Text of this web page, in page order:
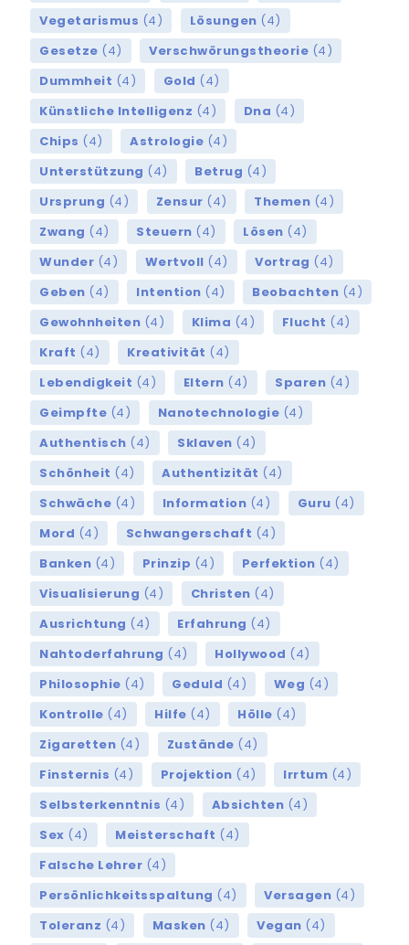
Vegetarismus (4) Lösungen (4)
Gesetze (4) Verschwörungstheorie (4)
Dummheit (4) Gold (4)
Künstliche Intelligenz (4) Dna (4)
Chips (4) Astrologie (4)
Unterstützung (4) Betrug (4)
Ursprung (4) Zensur (4) Themen (4)
Zwang (4) Steuern (4) Lösen (4)
Wunder (4) Wertvoll (4) Vortrag (4)
Geben (4) Intention (4) Beobachten (4)
Gewohnheiten (4) Klima (4) Flucht (4)
Kraft (4) Kreativität (4)
Lebendigkeit (4) Eltern (4) Sparen (4)
Geimpfte (4) Nanotechnologie (4)
Authentisch (4) Sklaven (4)
Schönheit (4) Authentizität (4)
Schwäche (4) Information (4) Guru (4)
Mord (4) Schwangerschaft (4)
Banken (4) Prinzip (4) Perfektion (4)
Visualisierung (4) Christen (4)
Ausrichtung (4) Erfahrung (4)
Nahtoderfahrung (4) Hollywood (4)
Philosophie (4) Geduld (4) Weg (4)
Kontrolle (4) Hilfe (4) Hölle (4)
Zigaretten (4) Zustände (4)
Finsternis (4) Projektion (4) Irrtum (4)
Selbsterkenntnis (4) Absichten (4)
Sex (4) Meisterschaft (4)
Falsche Lehrer (4)
Persönlichkeitsspaltung (4) Versagen (4)
Toleranz (4) Masken (4) Vegan (4)